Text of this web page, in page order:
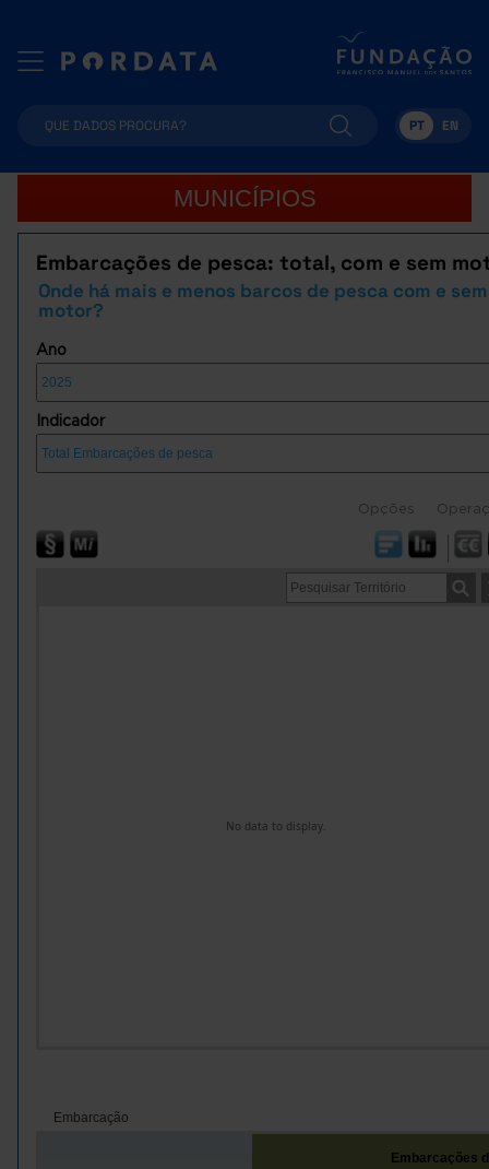
PT EN
MUNICÍPIOS
Embarcações de pesca: total, com e sem
Onde há mais e menos barcos de pesca com e sem
motor?
Ano
Indicador
Opções
No data to display.
Embarcação
Embarcações